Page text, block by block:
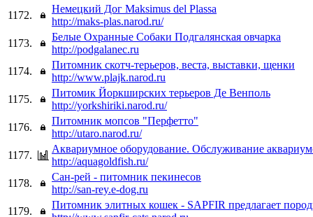
1172.
Немецкий Дог Maksimus del Plassa
http://maks-plas.narod.ru/
1173.
Белые Охранные Собаки Подгалянская овчарка
http://podgalanec.ru
1174.
Питомник скотч-терьеров, веста, выставки, щенки
http://www.plajk.narod.ru
1175.
Питомик Йоркширских терьеров Де Венполь
http://yorkshiriki.narod.ru/
1176.
Питомник мопсов "Перфетто"
http://utaro.narod.ru/
1177.
Аквариумное оборудование. Обслуживание
http://aquagoldfish.ru/
1178.
Сан-рей - питомник пекинесов
http://san-rey.e-dog.ru
1179.
Питомник элитных кошек - SAPFIR предлагает